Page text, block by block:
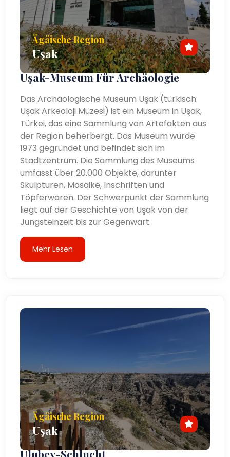
Ägäische Region
Uşak
Uşak-Museum Für Archäologie
Das Archäologische Museum Uşak (türkisch:
Uşak Arkeoloji Müzesi) ist ein Museum in Uşak,
Türkei, das eine Sammlung von Artefakten aus
der Region beherbergt. Das Museum wurde
1973 gegründet und befindet sich im
Stadtzentrum. Die Sammlung des Museums
umfasst über 20.000 Objekte, darunter
Skulpturen, Mosaike, Inschriften und
Töpferwaren. Der Schwerpunkt der Sammlung
liegt auf der Geschichte von Uşak von der
Jungsteinzeit bis zur Gegenwart.
Mehr Lesen
Ägäische Region
Uşak
Ulubey-Schlucht